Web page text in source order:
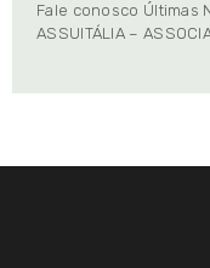
Fale conosco Últimas
ASSUITÁLIA –